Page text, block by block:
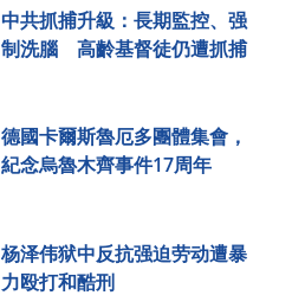
中共抓捕升級：長期監控、强
制洗腦 高齡基督徒仍遭抓捕
德國卡爾斯魯厄多團體集會，
紀念烏魯木齊事件17周年
杨泽伟狱中反抗强迫劳动遭暴
力殴打和酷刑